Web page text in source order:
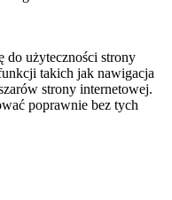
do użyteczności strony
takich jak nawigacja
strony internetowej.
poprawnie bez tych